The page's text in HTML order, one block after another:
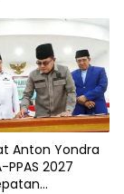
Anton Yondra
PPAS 2027